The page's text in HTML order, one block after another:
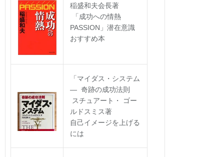
稲盛和夫会長著
「成功への情熱
PASSION」潜在意識
おすすめ本
「マイダス・システム
― 奇跡の成功法則
スチュアート・ ゴー
ルドスミス著
自己イメージを上げる
には